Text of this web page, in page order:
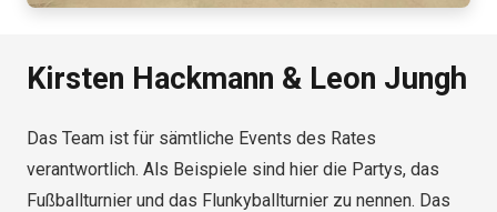
Kirsten Hackmann & Leon Jungh
Das Team ist für sämtliche Events des Rates
verantwortlich. Als Beispiele sind hier die Partys, das
Fußballturnier und das Flunkyballturnier zu nennen. Das